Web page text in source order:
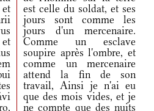
est celle du soldat, et ses
jours sont comme les
jours d'un mercenaire.
Comme un esclave
soupire après l'ombre, et
comme un mercenaire
attend la fin de son
travail, Ainsi je n'ai eu
que des mois vides, et je
ne compte que des nuits